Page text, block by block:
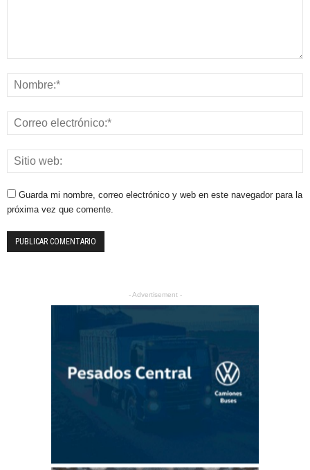
Guarda mi nombre, correo electrónico y web en este navegador para la
próxima vez que comente.
- Advertisement -